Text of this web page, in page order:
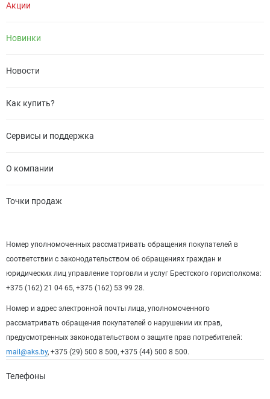
Акции
Новинки
Новости
Как купить?
Сервисы и поддержка
О компании
Точки продаж
Номер уполномоченных рассматривать обращения покупателей в
соответствии с законодательством об обращениях граждан и
юридических лиц управление торговли и услуг Брестского горисполкома:
+375 (162) 21 04 65, +375 (162) 53 99 28.
Номер и адрес электронной почты лица, уполномоченного
рассматривать обращения покупателей о нарушении их прав,
предусмотренных законодательством о защите прав потребителей:
mail@aks.by, +375 (29) 500 8 500, +375 (44) 500 8 500.
Телефоны